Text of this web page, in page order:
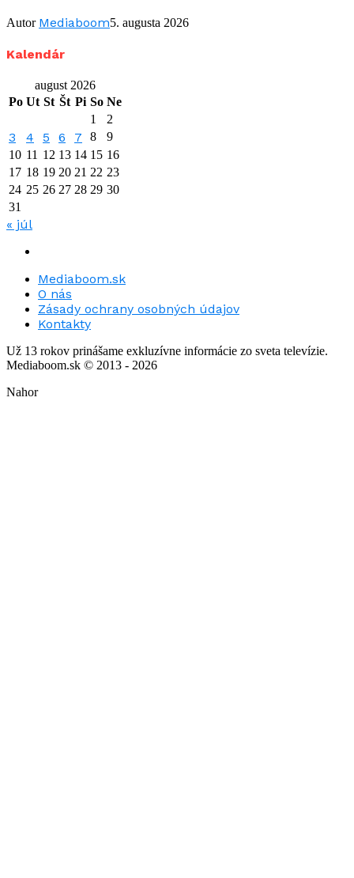
Autor Mediaboom5. augusta 2026
Kalendár
august 2026
Po Ut St Št Pi So Ne
1
2
3 4 5 6 7 8
9
10 11 12 13 14 15 16
17 18 19 20 21 22 23
24 25 26 27 28 29 30
31
« júl
Mediaboom.sk
O nás
Zásady ochrany osobných údajov
Kontakty
Už 13 rokov prinášame exkluzívne informácie zo sveta televízie.
Mediaboom.sk © 2013 - 2026
Nahor